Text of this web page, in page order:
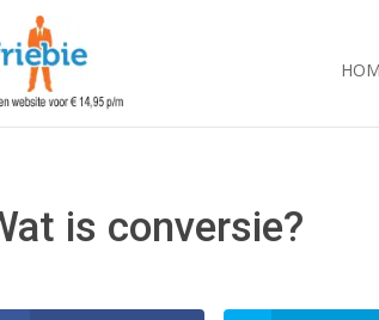
is conversie?